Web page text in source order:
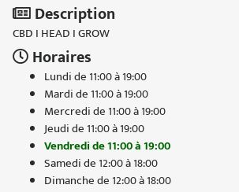
Description
CBD I HEAD I GROW
Horaires
Lundi de 11:00 à 19:00
Mardi de 11:00 à 19:00
Mercredi de 11:00 à 19:00
Jeudi de 11:00 à 19:00
Vendredi de 11:00 à 19:00
Samedi de 12:00 à 18:00
Dimanche de 12:00 à 18:00